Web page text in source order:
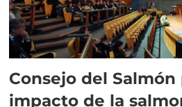
Consejo del
impacto de la